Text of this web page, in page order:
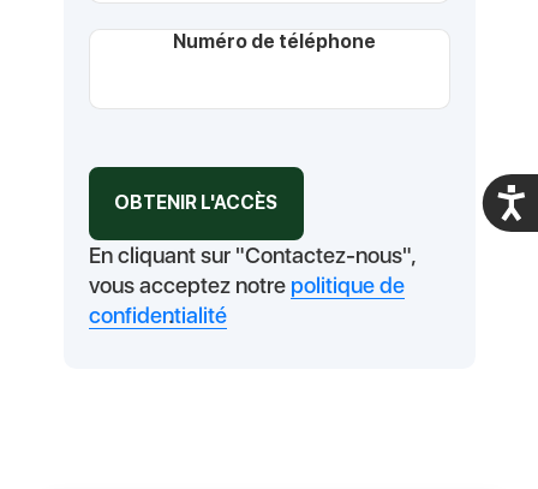
Numéro de téléphone
En cliquant sur "Contactez-nous",
vous acceptez notre politique de
confidentialité
.